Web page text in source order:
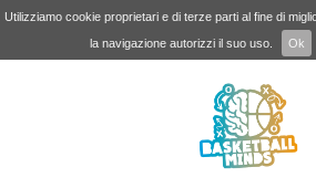
Utilizziamo cookie proprietari e di terze parti al fine di
la navigazione autorizzi il suo uso.
Ok